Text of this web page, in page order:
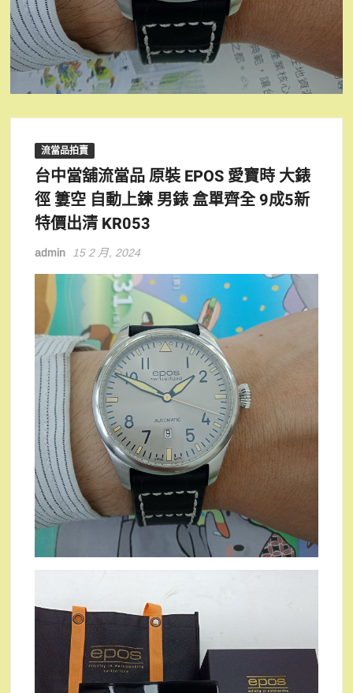
流當品拍賣
台中當舖流當品 原裝 EPOS 愛寶時 大錶
徑 簍空 自動上鍊 男錶 盒單齊全 9成5新
特價出清 KR053
admin 15 2 月, 2024